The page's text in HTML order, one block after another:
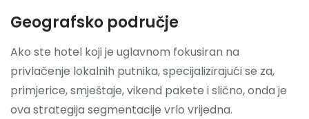
Geografsko područje
Ako ste hotel koji je uglavnom fokusiran na
privlačenje lokalnih putnika, specijalizirajući se za,
primjerice, smještaje, vikend pakete i slično, onda je
ova strategija segmentacije vrlo vrijedna.